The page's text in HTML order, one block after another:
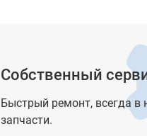
цилиндрический
подсветка дисплеясетка
есть
IP66
Собственный
Быстрый ремонт, всегда в
запчасти.